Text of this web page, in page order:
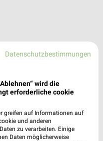
Datenschutzbestimmungen
wird die
erforderliche cookie
greifen auf Informationen auf
und anderen
zu verarbeiten. Einige
Daten möglicherweise